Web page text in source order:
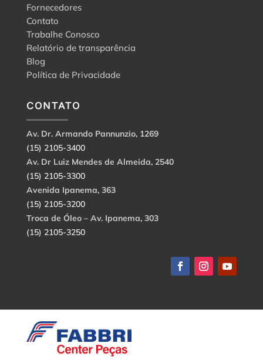
Fornecedores
Contato
Trabalhe Conosco
Relatório de transparência
Blog
Política de Privacidade
CONTATO
Av. Dr. Armando Pannunzio, 1269
(15) 2105-3400
Av. Dr Luiz Mendes de Almeida, 2540
(15) 2105-3300
Avenida Ipanema, 363
(15) 2105-3200
Troca de Óleo – Av. Ipanema, 303
(15) 2105-3250